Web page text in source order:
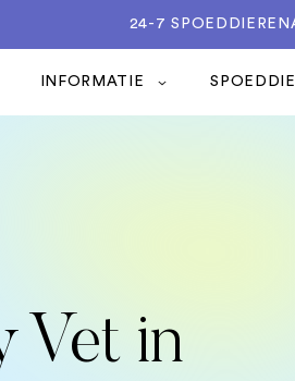
24-7
INFORMATIE
Vet in